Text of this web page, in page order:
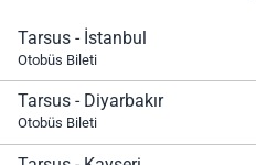
Tarsus - İstanbul
Otobüs Bileti
Tarsus - Diyarbakır
Otobüs Bileti